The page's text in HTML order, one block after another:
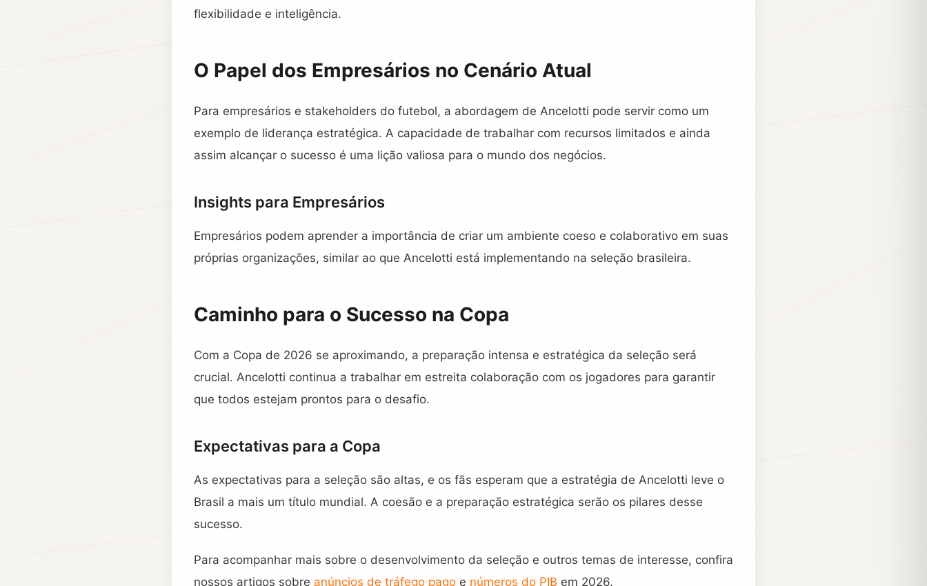
flexibilidade e inteligência.
O Papel dos Empresários no Cenário Atual
Para empresários e stakeholders do futebol, a abordagem de Ancelotti pode servir como um
exemplo de liderança estratégica. A capacidade de trabalhar com recursos limitados e ainda
assim alcançar o sucesso é uma lição valiosa para o mundo dos negócios.
Insights para Empresários
Empresários podem aprender a importância de criar um ambiente coeso e colaborativo em suas
próprias organizações, similar ao que Ancelotti está implementando na seleção brasileira.
Caminho para o Sucesso na Copa
Com a Copa de 2026 se aproximando, a preparação intensa e estratégica da seleção será
crucial. Ancelotti continua a trabalhar em estreita colaboração com os jogadores para garantir
que todos estejam prontos para o desafio.
Expectativas para a Copa
As expectativas para a seleção são altas, e os fãs esperam que a estratégia de Ancelotti leve o
Brasil a mais um título mundial. A coesão e a preparação estratégica serão os pilares desse
sucesso.
Para acompanhar mais sobre o desenvolvimento da seleção e outros temas de interesse, confira
nossos artigos sobre anúncios de tráfego pago e números do PIB em 2026.